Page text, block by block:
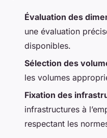
Évaluation des
une évaluation
disponibles.
Sélection des
les volumes
Fixation des
infrastructures à
respectant les